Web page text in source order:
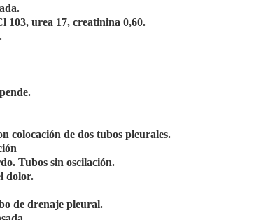
103, urea 17, creatinina 0,60.
colocación de dos tubos pleurales.
Tubos sin oscilación.
dolor.
de drenaje pleural.